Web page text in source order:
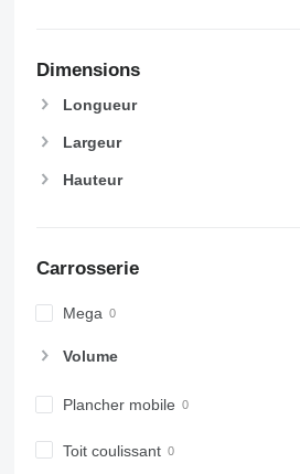
Dimensions
Longueur
Largeur
Hauteur
Carrosserie
Mega
Volume
Plancher mobile
Toit coulissant